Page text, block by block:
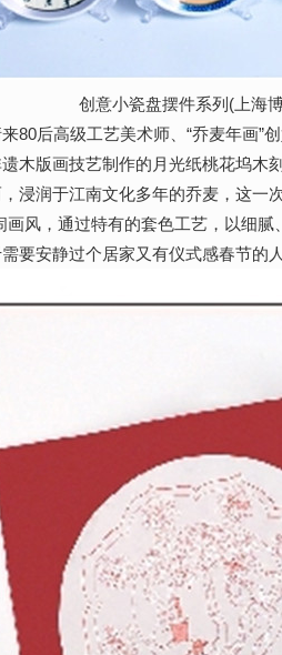
创意小瓷盘摆件系列(上海
后高级工艺美术师、“乔麦年画”
木版画技艺制作的月光纸桃花坞木
浸润于江南文化多年的乔麦，这一
画风，通过特有的套色工艺，以细
要安静过个居家又有仪式感春节的